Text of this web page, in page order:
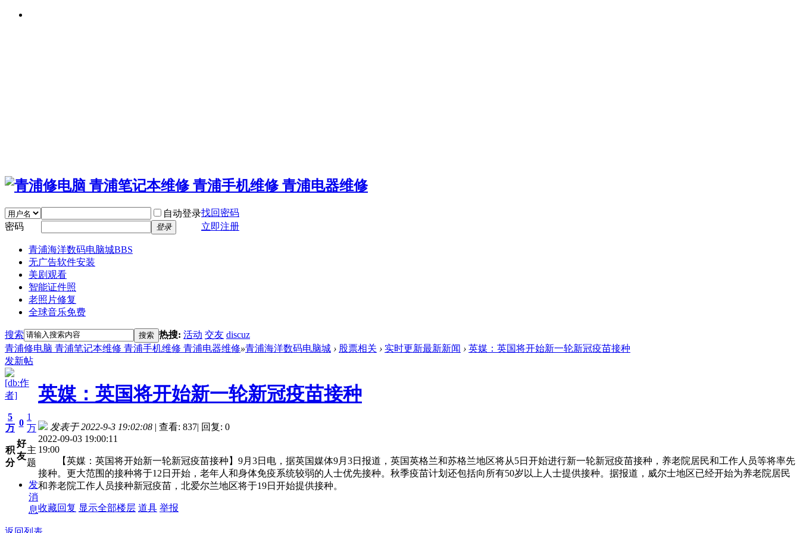
自动登录找回密码
密码
登录 立即注册
青浦海洋数码电脑城BBS
无广告软件安装
美剧观看
智能证件照
老照片修复
全球音乐免费
搜索 搜索 热搜: 活动 交友 discuz
青浦修电脑 青浦笔记本维修 青浦手机维修 青浦电器维修»青浦海洋数码电脑城 › 股票相关 › 实时更新最新新闻 › 英媒：英国将开始新一轮新冠疫苗接种
发新帖
[db:作
者]
5
万
积
分
0
好
友
1
万
主
题
发
消
息
英媒：英国将开始新一轮新冠疫苗接种
发表于 2022-9-3 19:02:08 | 查看: 837| 回复: 0
2022-09-03 19:00:11
19:00
【英媒：英国将开始新一轮新冠疫苗接种】9月3日电，据英国媒体9月3日报道，英国英格兰和苏格兰地区将从5日开始进行新一轮新冠疫苗接种，养老院居民和工作人员等将率先
接种。更大范围的接种将于12日开始，老年人和身体免疫系统较弱的人士优先接种。秋季疫苗计划还包括向所有50岁以上人士提供接种。据报道，威尔士地区已经开始为养老院居民
和养老院工作人员接种新冠疫苗，北爱尔兰地区将于19日开始提供接种。
收藏回复 显示全部楼层 道具 举报